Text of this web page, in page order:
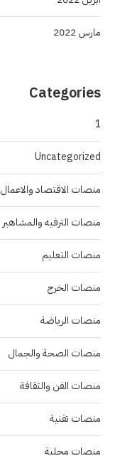
مارس 2022
Categories
1
Uncategorized
منصات الاقتصاد والاعمال
منصات الترفيه والمشاهير
منصات التعليم
منصات الخرج
منصات الرياضة
منصات الصحة والجمال
منصات الفن والثقافة
منصات تقنية
منصات محلية